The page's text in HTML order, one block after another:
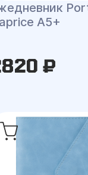
A5+
₽